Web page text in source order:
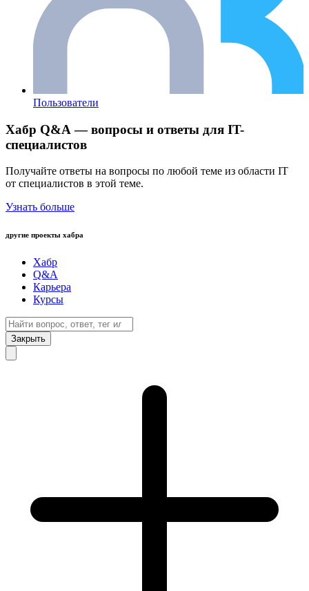
Пользователи
Хабр Q&A — вопросы и ответы для IT-
специалистов
Получайте ответы на вопросы по любой теме из области IT
от специалистов в этой теме.
Узнать больше
другие проекты хабра
Хабр
Q&A
Карьера
Курсы
Закрыть